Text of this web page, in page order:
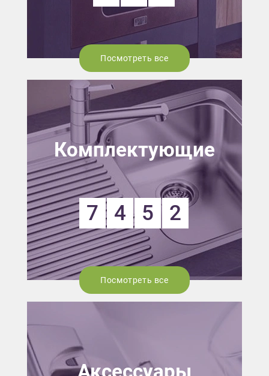
Посмотреть все
Комплектующие
7 4 5 2
Посмотреть все